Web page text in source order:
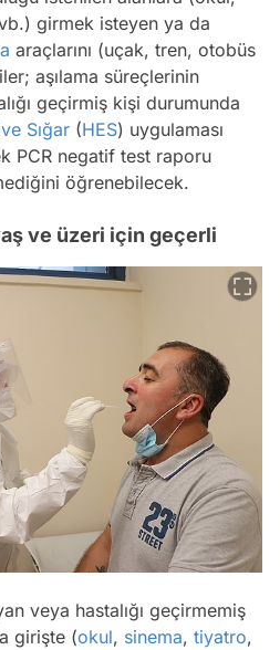
girmek isteyen ya da
araçlarını (uçak, tren, otobüs
aşılama süreçlerinin
geçirmiş kişi durumunda
Sığar (HES) uygulaması
PCR negatif test raporu
öğrenebilecek.
ve üzeri için geçerli
veya hastalığı geçirmemiş
girişte (okul, sinema, tiyatro,